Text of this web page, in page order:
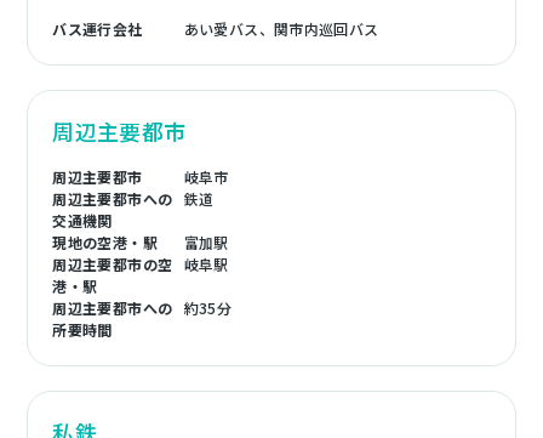
バス運行会社 あい愛バス、関市内巡回バス
周辺主要都市
周辺主要都市
岐阜市
周辺主要都市への
交通機関
鉄道
現地の空港・駅
富加駅
周辺主要都市の空
港・駅
岐阜駅
周辺主要都市への
所要時間
約35分